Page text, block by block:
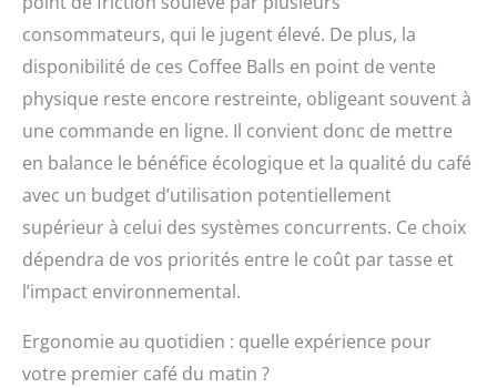
moderne à votre
cuisine. Les dimensions
compactes
(153x267x373 mm) et le
poids léger (env. 3,5 kg)
en font un choix
pratique pour tous les
espaces.
consommateurs, qui le jugent élevé. De plus, la
disponibilité de ces Coffee Balls en point de vente
physique reste encore restreinte, obligeant souvent à
une commande en ligne. Il convient donc de mettre
en balance le bénéfice écologique et la qualité du café
avec un budget d’utilisation potentiellement
supérieur à celui des systèmes concurrents. Ce choix
dépendra de vos priorités entre le coût par tasse et
l’impact environnemental.
Ergonomie au quotidien : quelle expérience pour
votre premier café du matin ?